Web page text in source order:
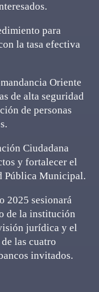
para
la tasa efectiva
Oriente
de alta seguridad
de personas
Ciudadana
y fortalecer el
Pública Municipal.
2025 sesionará
de la institución
jurídica y el
las cuatro
invitados.